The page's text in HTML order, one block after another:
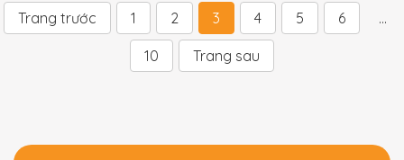
Trang trước 1 2 3 4 5 6 ...
10 Trang sau